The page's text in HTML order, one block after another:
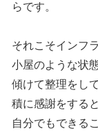
らです。
それこそインフ
小屋のような状
傾けて整理をし
積に感謝をする
自分でもできる